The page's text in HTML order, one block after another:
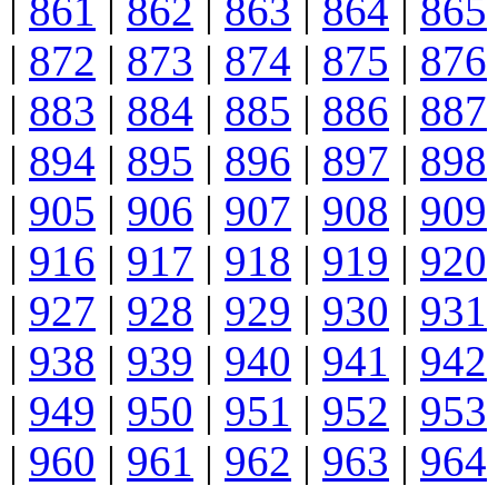
| 861 | 862 | 863 | 864 | 865
| 872 | 873 | 874 | 875 | 876
| 883 | 884 | 885 | 886 | 887
| 894 | 895 | 896 | 897 | 898
| 905 | 906 | 907 | 908 | 909
| 916 | 917 | 918 | 919 | 920
| 927 | 928 | 929 | 930 | 931
| 938 | 939 | 940 | 941 | 942
| 949 | 950 | 951 | 952 | 953
| 960 | 961 | 962 | 963 | 964